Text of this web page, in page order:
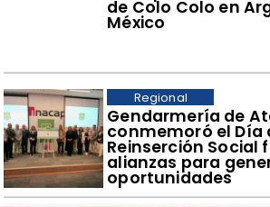
de Colo Colo en
México
​Gendarmería de
conmemoró el Día
Reinserción Social
alianzas para
oportunidades
Regional